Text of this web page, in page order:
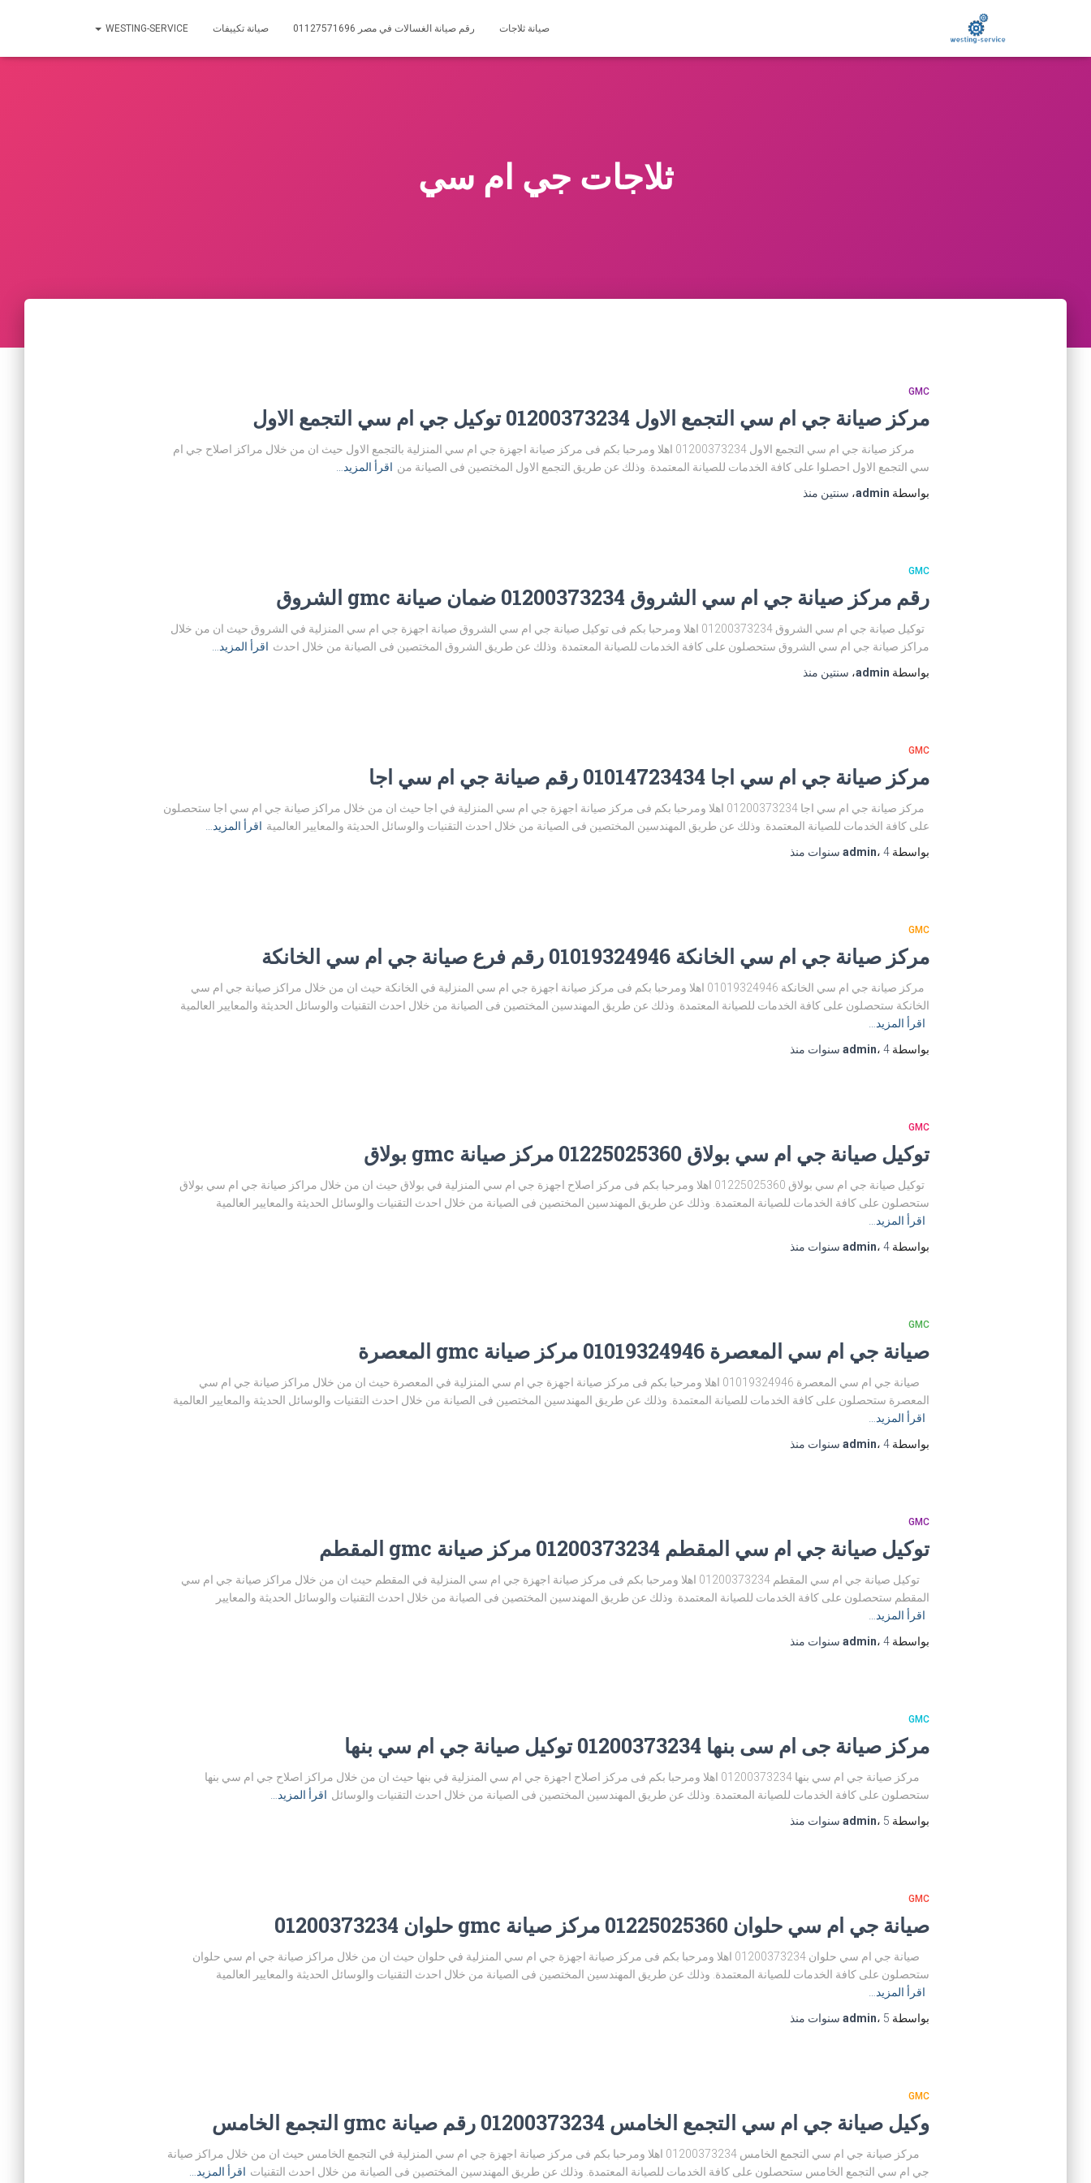
صيانة ثلاجات رقم صيانة الغسالات في مصر 01127571696 صيانة تكييفات WESTING-SERVICE
ثلاجات جي ام سي
GMC
مركز صيانة جي ام سي التجمع الاول 01200373234 توكيل جي ام سي التجمع الاول
مركز صيانة جي ام سي التجمع الاول 01200373234 اهلا ومرحبا بكم فى مركز صيانة اجهزة جي ام سي المنزلية بالتجمع الاول حيث ان من خلال مراكز اصلاح جي ام
سي التجمع الاول احصلوا على كافة الخدمات للصيانة المعتمدة. وذلك عن طريق التجمع الاول المختصين فى الصيانة من اقرأ المزيد…
بواسطة admin، سنتين منذ
GMC
رقم مركز صيانة جي ام سي الشروق 01200373234 ضمان صيانة gmc الشروق
توكيل صيانة جي ام سي الشروق 01200373234 اهلا ومرحبا بكم فى توكيل صيانة جي ام سي الشروق صيانة اجهزة جي ام سي المنزلية في الشروق حيث ان من خلال
مراكز صيانة جي ام سي الشروق ستحصلون على كافة الخدمات للصيانة المعتمدة. وذلك عن طريق الشروق المختصين فى الصيانة من خلال احدث اقرأ المزيد…
بواسطة admin، سنتين منذ
GMC
مركز صيانة جي ام سي اجا 01014723434 رقم صيانة جي ام سي اجا
مركز صيانة جي ام سي اجا 01200373234 اهلا ومرحبا بكم فى مركز صيانة اجهزة جي ام سي المنزلية في اجا حيث ان من خلال مراكز صيانة جي ام سي اجا ستحصلون
على كافة الخدمات للصيانة المعتمدة. وذلك عن طريق المهندسين المختصين فى الصيانة من خلال احدث التقنيات والوسائل الحديثة والمعايير العالمية اقرأ المزيد…
بواسطة
admin، 4 سنوات منذ
GMC
مركز صيانة جي ام سي الخانكة 01019324946 رقم فرع صيانة جي ام سي الخانكة
مركز صيانة جي ام سي الخانكة 01019324946 اهلا ومرحبا بكم فى مركز صيانة اجهزة جي ام سي المنزلية في الخانكة حيث ان من خلال مراكز صيانة جي ام سي
الخانكة ستحصلون على كافة الخدمات للصيانة المعتمدة. وذلك عن طريق المهندسين المختصين فى الصيانة من خلال احدث التقنيات والوسائل الحديثة والمعايير العالمية
اقرأ المزيد…
بواسطة
admin، 4 سنوات منذ
GMC
توكيل صيانة جي ام سي بولاق 01225025360 مركز صيانة gmc بولاق
توكيل صيانة جي ام سي بولاق 01225025360 اهلا ومرحبا بكم فى مركز اصلاح اجهزة جي ام سي المنزلية في بولاق حيث ان من خلال مراكز صيانة جي ام سي بولاق
ستحصلون على كافة الخدمات للصيانة المعتمدة. وذلك عن طريق المهندسين المختصين فى الصيانة من خلال احدث التقنيات والوسائل الحديثة والمعايير العالمية
اقرأ المزيد…
بواسطة
admin، 4 سنوات منذ
GMC
صيانة جي ام سي المعصرة 01019324946 مركز صيانة gmc المعصرة
صيانة جي ام سي المعصرة 01019324946 اهلا ومرحبا بكم فى مركز صيانة اجهزة جي ام سي المنزلية في المعصرة حيث ان من خلال مراكز صيانة جي ام سي
المعصرة ستحصلون على كافة الخدمات للصيانة المعتمدة. وذلك عن طريق المهندسين المختصين فى الصيانة من خلال احدث التقنيات والوسائل الحديثة والمعايير العالمية
اقرأ المزيد…
بواسطة
admin، 4 سنوات منذ
GMC
توكيل صيانة جي ام سي المقطم 01200373234 مركز صيانة gmc المقطم
توكيل صيانة جي ام سي المقطم 01200373234 اهلا ومرحبا بكم فى مركز صيانة اجهزة جي ام سي المنزلية في المقطم حيث ان من خلال مراكز صيانة جي ام سي
المقطم ستحصلون على كافة الخدمات للصيانة المعتمدة. وذلك عن طريق المهندسين المختصين فى الصيانة من خلال احدث التقنيات والوسائل الحديثة والمعايير
اقرأ المزيد…
بواسطة
admin، 4 سنوات منذ
GMC
مركز صيانة جى ام سى بنها 01200373234 توكيل صيانة جي ام سي بنها
مركز صيانة جي ام سي بنها 01200373234 اهلا ومرحبا بكم فى مركز اصلاح اجهزة جي ام سي المنزلية في بنها حيث ان من خلال مراكز اصلاح جي ام سي بنها
ستحصلون على كافة الخدمات للصيانة المعتمدة. وذلك عن طريق المهندسين المختصين فى الصيانة من خلال احدث التقنيات والوسائل اقرأ المزيد…
بواسطة
admin، 5 سنوات منذ
GMC
صيانة جي ام سي حلوان 01225025360 مركز صيانة gmc حلوان 01200373234
صيانة جي ام سي حلوان 01200373234 اهلا ومرحبا بكم فى مركز صيانة اجهزة جي ام سي المنزلية في حلوان حيث ان من خلال مراكز صيانة جي ام سي حلوان
ستحصلون على كافة الخدمات للصيانة المعتمدة. وذلك عن طريق المهندسين المختصين فى الصيانة من خلال احدث التقنيات والوسائل الحديثة والمعايير العالمية
اقرأ المزيد…
بواسطة
admin، 5 سنوات منذ
GMC
وكيل صيانة جي ام سي التجمع الخامس 01200373234 رقم صيانة gmc التجمع الخامس
مركز صيانة جي ام سي التجمع الخامس 01200373234 اهلا ومرحبا بكم فى مركز صيانة اجهزة جي ام سي المنزلية في التجمع الخامس حيث ان من خلال مراكز صيانة
جي ام سي التجمع الخامس ستحصلون على كافة الخدمات للصيانة المعتمدة. وذلك عن طريق المهندسين المختصين فى الصيانة من خلال احدث التقنيات اقرأ المزيد…